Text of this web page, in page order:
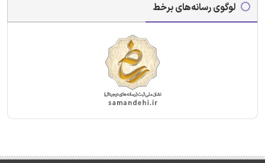
لوگوی رسانه‌های برخط